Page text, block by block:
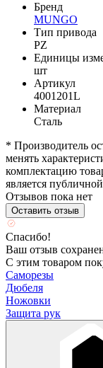
Бренд
MUNGO
Тип привода
PZ
Единицы
шт
Артикул
4001201L
Материал
Сталь
* Производитель
менять
комплектацию
является
Отзывов пока нет
Оставить отзыв
Спасибо!
Ваш отзыв
С этим товаром
Саморезы
Дюбеля
Ножовки
Защита рук